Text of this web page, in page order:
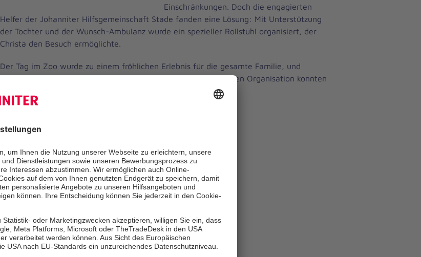
Einschränkungen. Doch die engagierten
Helfer der Johanniter Hilfsgemeinschaft Stade fanden eine Lösung: Mit Unterstützung
der Tochter und der Wunsch-Ambulanz wurde ein spezieller Rollstuhl organisiert, der
Christa den Besuch ermöglichte.
Der Tag im Zoo wurde zu einem fröhlichen Erlebnis für die gesamte Familie, und
Christa erzählte noch lange von den Tieren. Dank der großartigen Organisation konnten